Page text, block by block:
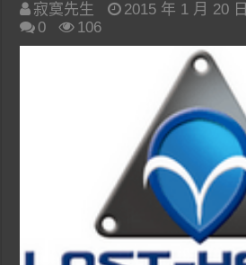
寂寞先生 2015 年 1 月 20 日
0
106